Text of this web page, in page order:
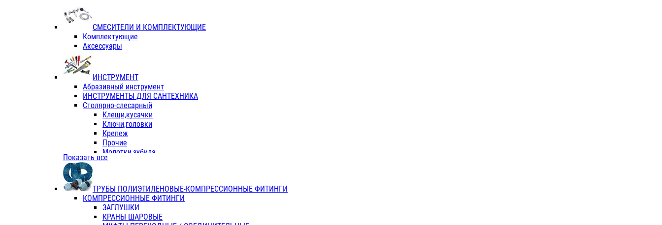
СМЕСИТЕЛИ И КОМПЛЕКТУЮЩИЕ
Комплектующие
Аксессуары
ИНСТРУМЕНТ
Абразивный инструмент
ИНСТРУМЕНТЫ ДЛЯ САНТЕХНИКА
Столярно-слесарный
Клещи,кусачки
Ключи,головки
Крепеж
Прочие
Молотки,зубила
Пассатижи,тонкогубцы,утконосы
Отвертки
Хоз. инвентарь
ЭЛ. ИНСТРУМЕНТ OASIS
Показать все
ТРУБЫ ПОЛИЭТИЛЕНОВЫЕ-КОМПРЕССИОННЫЕ ФИТИНГИ
КОМПРЕССИОННЫЕ ФИТИНГИ
ЗАГЛУШКИ
КРАНЫ ШАРОВЫЕ